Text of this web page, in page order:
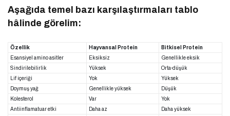
Aşağıda temel bazı karşılaştırmaları tablo
hâlinde görelim:
Özellik Hayvansal Protein
Bitkisel Protein
Esansiyel amino asitler
Eksiksiz
Genellikle eksik
Sindirilebilirlik
Yüksek
Orta-düşük
Lif içeriği
Yok
Yüksek
Doymuş yağ
Genellikle yüksek
Düşük
Kolesterol
Var
Yok
Antiinflamatuar etki
Daha az
Daha yüksek